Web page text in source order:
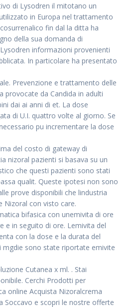
di Lysodren il mitotano un
in Europa nel trattamento
fin dal la ditta ha
della sua domanda di
informazioni provenienti
In particolare ha presentato
Prevenzione e trattamento delle
provocate da Candida in adulti
dai ai anni di et. La dose
di U.I. quattro volte al giorno. Se
pu incrementare la dose
del costo di gateway di
nizoral pazienti si basava su un
che questi pazienti sono stati
qualit. Queste ipotesi non sono
prove disponibili che lindustria
Nizoral con visto care.
bifasica con unemivita di ore
e in seguito di ore. Lemivita del
con la dose e la durata del
sono state riportate emivite
Cutanea x ml. . Stai
Cerchi Prodotti per
online Acquista Nizoralcrema
Soccavo e scopri le nostre offerte